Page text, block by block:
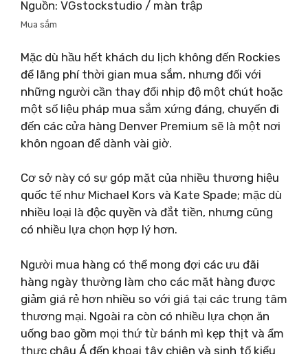
Nguồn: VGstockstudio / màn trập
Mua sắm
Mặc dù hầu hết khách du lịch không đến Rockies
để lãng phí thời gian mua sắm, nhưng đối với
những người cần thay đổi nhịp độ một chút hoặc
một số liệu pháp mua sắm xứng đáng, chuyến đi
đến các cửa hàng Denver Premium sẽ là một nơi
khôn ngoan để dành vài giờ.
Cơ sở này có sự góp mặt của nhiều thương hiệu
quốc tế như Michael Kors và Kate Spade; mặc dù
nhiều loại là độc quyền và đắt tiền, nhưng cũng
có nhiều lựa chọn hợp lý hơn.
Người mua hàng có thể mong đợi các ưu đãi
hàng ngày thường làm cho các mặt hàng được
giảm giá rẻ hơn nhiều so với giá tại các trung tâm
thương mại. Ngoài ra còn có nhiều lựa chọn ăn
uống bao gồm mọi thứ từ bánh mì kẹp thịt và ẩm
thực châu Á đến khoai tây chiên và sinh tố kiểu